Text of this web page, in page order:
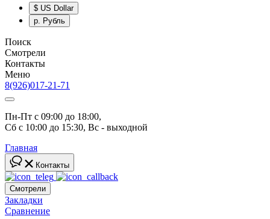
$ US Dollar
р. Рубль
Поиск
Смотрели
Контакты
Меню
8(926)017-21-71
Пн-Пт с 09:00 до 18:00,
Сб с 10:00 до 15:30, Вс - выходной
Главная
Контакты
Смотрели
Закладки
Сравнение